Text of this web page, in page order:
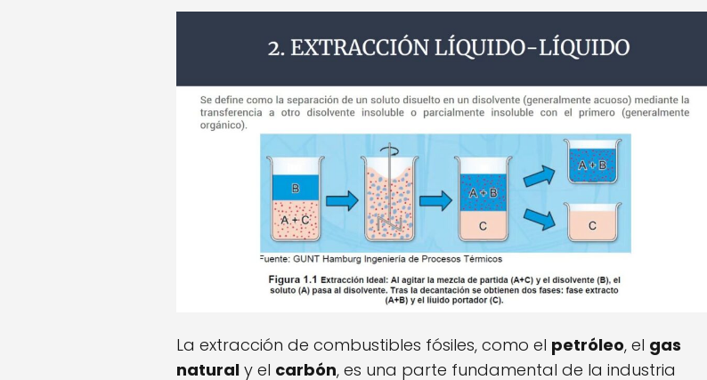
La extracción de combustibles fósiles, como el petróleo, el gas
natural y el carbón, es una parte fundamental de la industria